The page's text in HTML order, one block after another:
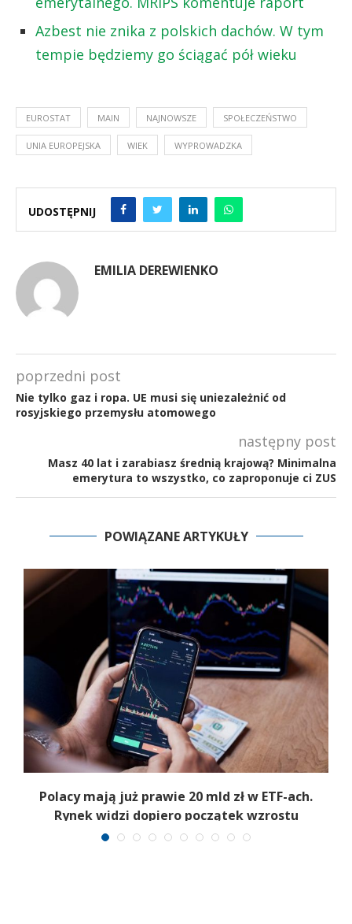
Azbest nie znika z polskich dachów. W tym
tempie będziemy go ściągać pół wieku
EUROSTAT MAIN NAJNOWSZE SPOŁECZEŃSTWO
UNIA EUROPEJSKA WIEK WYPROWADZKA
UDOSTĘPNIJ
EMILIA DEREWIENKO
poprzedni post
Nie tylko gaz i ropa. UE musi się uniezależnić od
rosyjskiego przemysłu atomowego
następny post
Masz 40 lat i zarabiasz średnią krajową? Minimalna
emerytura to wszystko, co zaproponuje ci ZUS
POWIĄZANE ARTYKUŁY
Polacy mają już prawie 20 mld zł w ETF-ach.
Rynek widzi dopiero początek wzrostu